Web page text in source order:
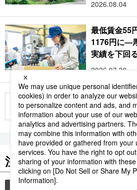
2026.08.04
最低賃金55
1176円に―
実績を下回
2026.07.30
もっと見る
注目のキーワード
共同通信ニュース